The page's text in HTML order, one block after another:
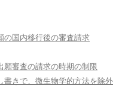
の国内移行後の審査請求
願審査の請求の時期の制限
書きで、微生物学的方法を除外